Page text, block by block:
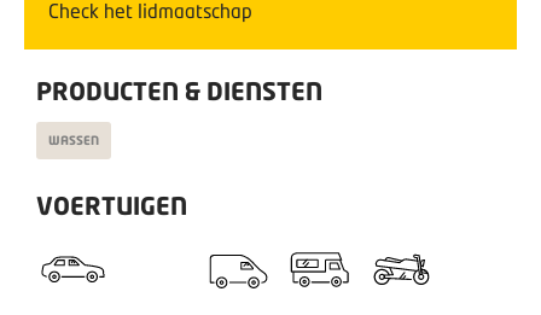
Check het lidmaatschap
PRODUCTEN & DIENSTEN
WASSEN
VOERTUIGEN